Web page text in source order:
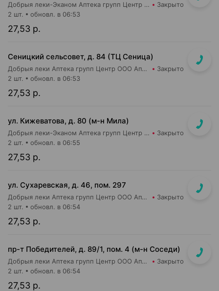
Добрыя леки-Эканом Аптека групп Центр ООО Аптека №22 Закрыто
27,53 р.
2 шт. обновл. в 06:53
Сеницкий сельсовет, д. 84 (ТЦ Сеница)
Добрыя леки Аптека групп Центр ООО Аптека №111 Закрыто
27,53 р.
2 шт. обновл. в 06:53
ул. Кижеватова, д. 80 (м-н Мила)
Добрыя леки-Эканом Аптека групп Центр ООО Аптека №87 Закрыто
27,53 р.
2 шт. обновл. в 06:55
ул. Сухаревская, д. 46, пом. 297
Добрыя леки Аптека групп Центр ООО Аптека №35 Закрыто
27,53 р.
2 шт. обновл. в 06:54
пр-т Победителей, д. 89/1, пом. 4 (м-н Соседи)
Добрыя леки Аптека групп Центр ООО Аптека №43 Закрыто
27,53 р.
2 шт. обновл. в 06:54